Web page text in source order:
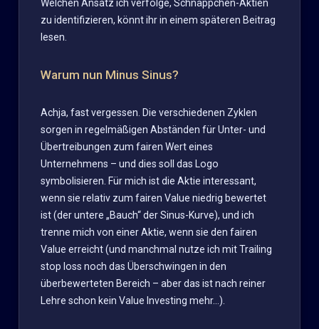
Welchen Ansatz ich verfolge, Schnäppchen-Aktien
zu identifizieren, könnt ihr in einem späteren Beitrag
lesen.
Warum nun Minus Sinus?
Achja, fast vergessen. Die verschiedenen Zyklen
sorgen in regelmäßigen Abständen für Unter- und
Übertreibungen zum fairen Wert eines
Unternehmens – und dies soll das Logo
symbolisieren. Für mich ist die Aktie interessant,
wenn sie relativ zum fairen Value niedrig bewertet
ist (der untere „Bauch“ der Sinus-Kurve), und ich
trenne mich von einer Aktie, wenn sie den fairen
Value erreicht (und manchmal nutze ich mit Trailing
stop loss noch das Überschwingen in den
überbewerteten Bereich – aber das ist nach reiner
Lehre schon kein Value Investing mehr…).